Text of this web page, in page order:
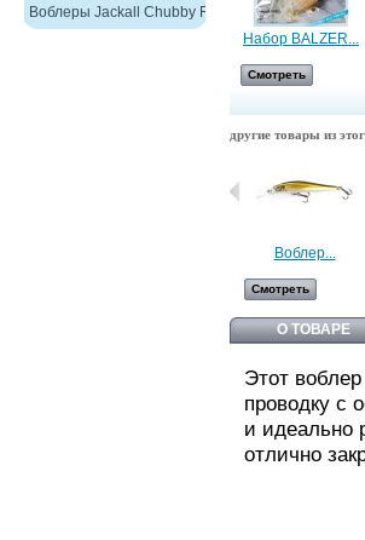
Воблеры Jackall Chubby F38
Набор BALZER...
Смотреть
другие товары из
Воблер...
Смотреть
О ТОВАРЕ
Этот
проводку с
и идеально
отлично